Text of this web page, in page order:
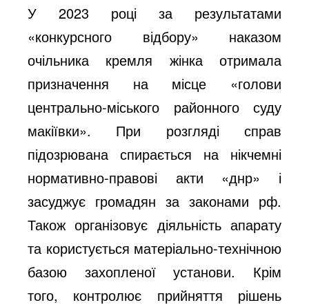
У 2023 році за результатами
«конкурсного відбору» наказом
очільника кремля жінка отримала
призначення на місце «голови
центрально-міського районного суду
макіївки». При розгляді справ
підозрювана спирається на нікчемні
нормативно-правові акти «днр» і
засуджує громадян за законами рф.
Також організовує діяльність апарату
та користується матеріально-технічною
базою захопленої установи. Крім
того, контролює прийняття рішень